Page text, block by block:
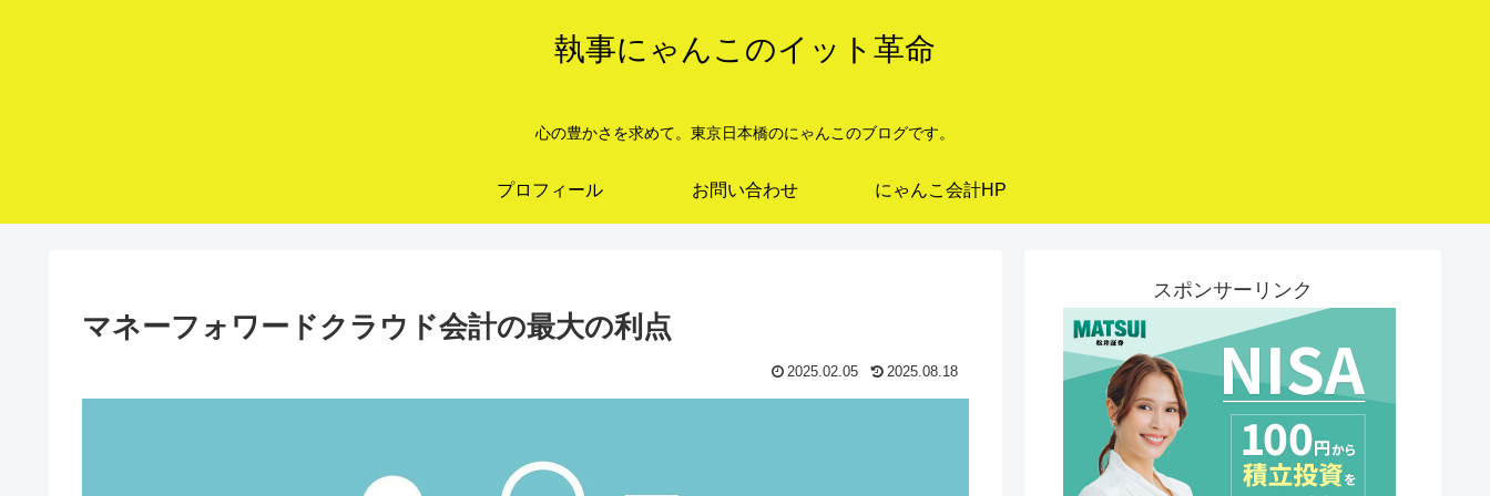
執事にゃんこのイット革命
心の豊かさを求めて。東京日本橋のにゃんこのブログです。
プロフィール お問い合わせ にゃんこ会計HP
マネーフォワードクラウド会計の最大の利点
2025.02.05 2025.08.18
スポンサーリンク